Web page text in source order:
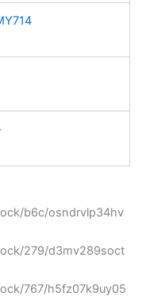
b6c/osndrvlp34hv
279/d3mv289soct
767/h5fz07k9uy05